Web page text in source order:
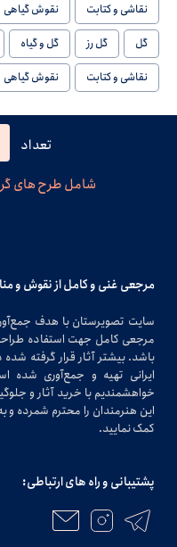
نقاشی و کتابت نقوش گیاهی
گل
گل رز گل و گیاه
نقاشی و کتابت
نقوش گیاهی
تعداد
شامل طرح های
مرجعی غنی و کامل از نقوش و
سایت تصویرستان با هدف
مرجعی کامل جهت استفاده
باشد. بیشتر آثار قرار گرفته
ایرانی تهیه و جمع‌آوری شده
خواهشمندیم با خرید آثار و
این هنرمندان را محترم شمرده و
کمک نمایید.
پشتیبانی و راه های ارتباطی: